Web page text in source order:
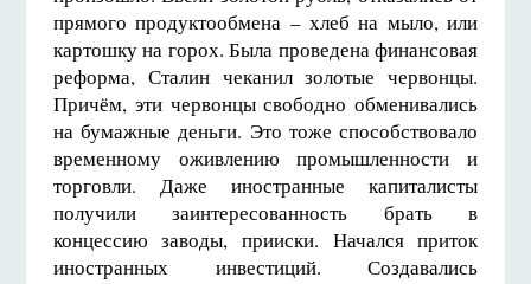
прямого продуктообмена – хлеб на мыло, или
картошку на горох. Была проведена финансовая
реформа, Сталин чеканил золотые червонцы.
Причём, эти червонцы свободно обменивались
на бумажные деньги. Это тоже способствовало
временному оживлению промышленности и
торговли. Даже иностранные капиталисты
получили заинтересованность брать в
концессию заводы, прииски. Начался приток
иностранных инвестиций. Создавались